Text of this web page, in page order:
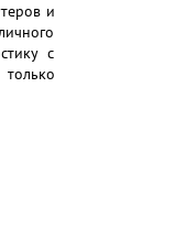
и
с